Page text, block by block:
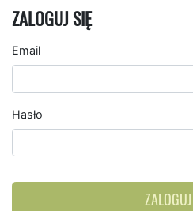
ZALOGUJ SIĘ
Email
Hasło